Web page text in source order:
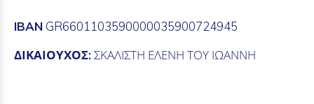
IBANGR6601103590000035900724945
ΔΙΚΑΙΟΥΧΟΣ:ΣΚΑΛΙΣΤΗ ΕΛΕΝΗ ΤΟΥ ΙΩΑΝΝΗ